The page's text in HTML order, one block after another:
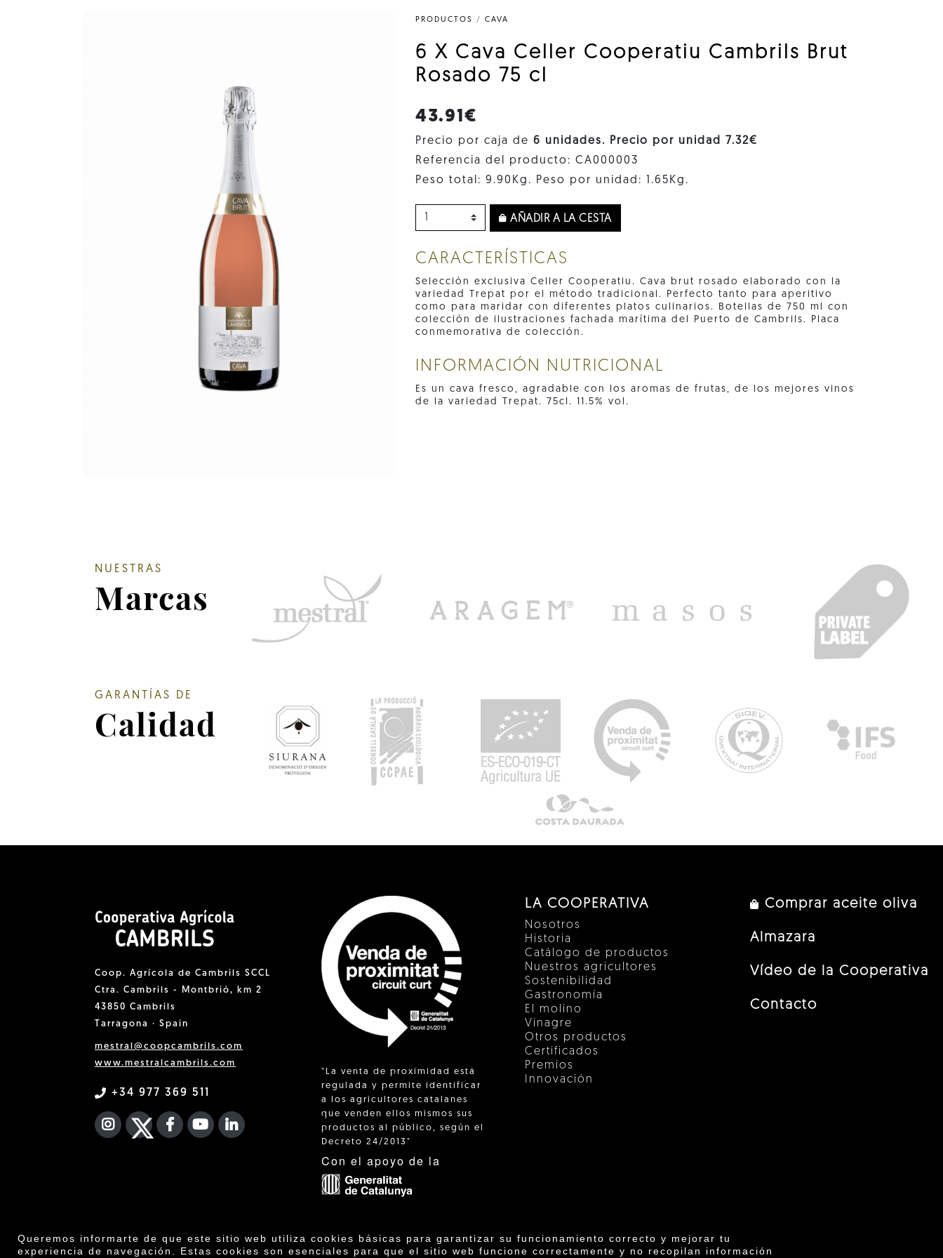
Queremos informarte de que este sitio web utiliza cookies básicas para garantizar su funcionamiento correcto y mejorar tu
experiencia de navegación. Estas cookies son esenciales para que el sitio web funcione correctamente y no recopilan información
PRODUCTOS / CAVA
6 X Cava Celler Cooperatiu Cambrils Brut
Rosado 75 cl
43.91€
Precio por caja de 6 unidades. Precio por unidad 7.32€
Referencia del producto: CA000003
Peso total: 9.90Kg. Peso por unidad: 1.65Kg.
AÑADIR A LA CESTA
CARACTERÍSTICAS
Selección exclusiva Celler Cooperatiu. Cava brut rosado elaborado con la
variedad Trepat por el método tradicional. Perfecto tanto para aperitivo
como para maridar con diferentes platos culinarios. Botellas de 750 ml con
colección de ilustraciones fachada marítima del Puerto de Cambrils. Placa
conmemorativa de colección.
INFORMACIÓN NUTRICIONAL
Es un cava fresco, agradable con los aromas de frutas, de los mejores vinos
de la variedad Trepat. 75cl. 11.5% vol.
NUESTRAS
Marcas
GARANTÍAS DE
Calidad
Coop. Agrícola de Cambrils SCCL
Ctra. Cambrils - Montbrió, km 2
43850 Cambrils
Tarragona · Spain
mestral@coopcambrils.com
www.mestralcambrils.com
+34 977 369 511
INSTAGRAM
TWITTER
FACEBOOK F
YOUTUBEFA LINKEDIN IN
"La venta de proximidad está
regulada y permite identificar
a los agricultores catalanes
que venden ellos mismos sus
productos al público, según el
Decreto 24/2013"
Con el apoyo de la
LA COOPERATIVA
Nosotros
Historia
Catálogo de productos
Nuestros agricultores
Sostenibilidad
Gastronomía
El molino
Vinagre
Otros productos
Certificados
Premios
Innovación
Comprar aceite oliva
Almazara
Vídeo de la Cooperativa
Contacto